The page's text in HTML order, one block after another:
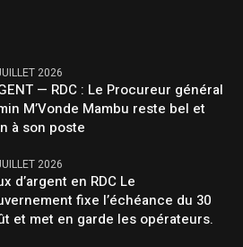
2026
— RDC : Le Procureur général
M’Vonde Mambu reste bel et
à son poste
2026
d’argent en RDC Le
fixe l’échéance du 30
et met en garde les opérateurs.